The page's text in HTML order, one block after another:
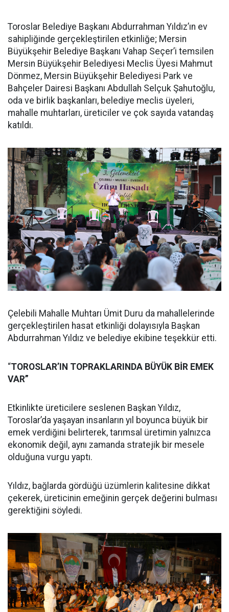
Toroslar Belediye Başkanı Abdurrahman Yıldız’ın ev
sahipliğinde gerçekleştirilen etkinliğe; Mersin
Büyükşehir Belediye Başkanı Vahap Seçer’i temsilen
Mersin Büyükşehir Belediyesi Meclis Üyesi Mahmut
Dönmez, Mersin Büyükşehir Belediyesi Park ve
Bahçeler Dairesi Başkanı Abdullah Selçuk Şahutoğlu,
oda ve birlik başkanları, belediye meclis üyeleri,
mahalle muhtarları, üreticiler ve çok sayıda vatandaş
katıldı.
Çelebili Mahalle Muhtarı Ümit Duru da mahallelerinde
gerçekleştirilen hasat etkinliği dolayısıyla Başkan
Abdurrahman Yıldız ve belediye ekibine teşekkür etti.
“TOROSLAR’IN TOPRAKLARINDA BÜYÜK BİR EMEK
VAR”
Etkinlikte üreticilere seslenen Başkan Yıldız,
Toroslar’da yaşayan insanların yıl boyunca büyük bir
emek verdiğini belirterek, tarımsal üretimin yalnızca
ekonomik değil, aynı zamanda stratejik bir mesele
olduğuna vurgu yaptı.
Yıldız, bağlarda gördüğü üzümlerin kalitesine dikkat
çekerek, üreticinin emeğinin gerçek değerini bulması
gerektiğini söyledi.